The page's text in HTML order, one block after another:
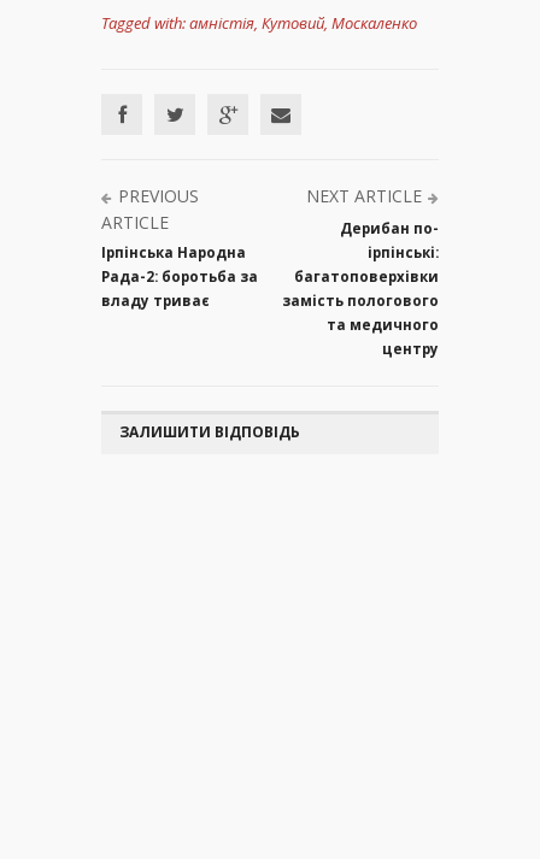
Tagged with:амністія, Кутовий, Москаленко
PREVIOUS
ARTICLE
Ірпінська Народна
Рада-2: боротьба за
владу триває
NEXT ARTICLE
Дерибан по-
ірпінські:
багатоповерхівки
замість пологового
та медичного
центру
ЗАЛИШИТИ ВІДПОВІДЬ